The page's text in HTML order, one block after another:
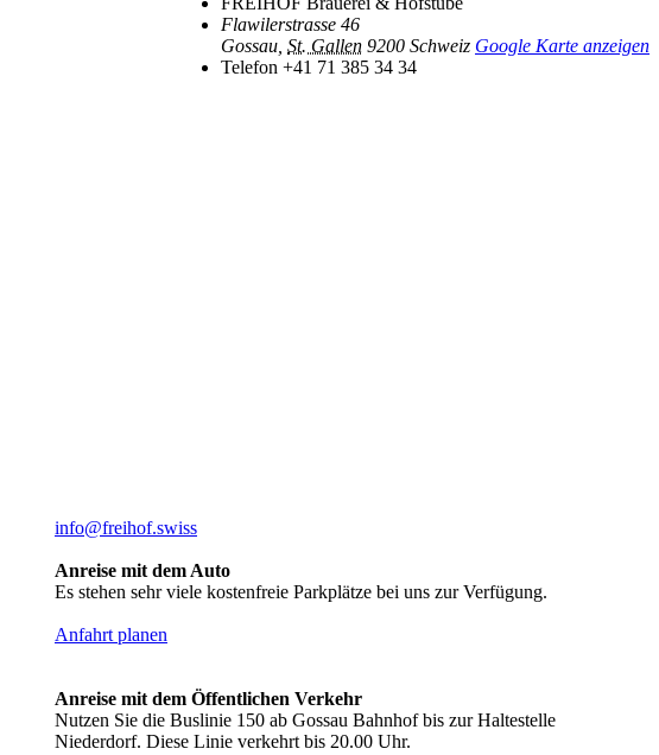
Flawilerstrasse 46
Gossau St. Gallen 9200 Schweiz Google Karte anzeigen
Telefon +41 71 385 34 34
info@freihof.swiss
Anreise mit dem Auto
Es stehen sehr viele kostenfreie Parkplätze bei uns zur Verfügung.
Anfahrt planen
Anreise mit dem Öffentlichen Verkehr
Nutzen Sie die Buslinie 150 ab Gossau Bahnhof bis zur Haltestelle
Niederdorf. Diese Linie verkehrt bis 20.00 Uhr.